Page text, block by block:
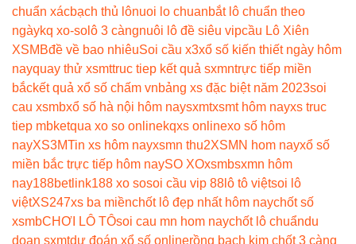
chuẩn xácbạch thủ lônuoi lo chuanbắt lô chuẩn theo
ngàykq xo-so lô 3 càngnuôi lô đề siêu vipcầu Lô Xiên
XSMBđề về bao nhiêuSoi cầu x3xổ số kiến thiết ngày hôm
nayquay thử xsmttruc tiep kết quả sxmntrực tiếp miền
bắckết quả xổ số chấm vnbảng xs đặc biệt năm 2023soi
cau xsmbxổ số hà nội hôm naysxmtxsmt hôm nayxs truc
tiep mbketqua xo so onlinekqxs onlinexo số hôm
nayXS3MTin xs hôm nayxsmn thu2XSMN hom nayxổ số
miền bắc trực tiếp hôm naySO XOxsmbsxmn hôm
nay188betlink188 xo sosoi cầu vip 88 lô tô việtsoi lô
việtXS247xs ba miềnchốt lô đẹp nhất hôm naychốt số
xsmbCHƠI LÔ TÔsoi cau mn hom naychốt lô chuẩndu
doan sxmtdự đoán xổ số onlinerồng bạch kim chốt 3 càng